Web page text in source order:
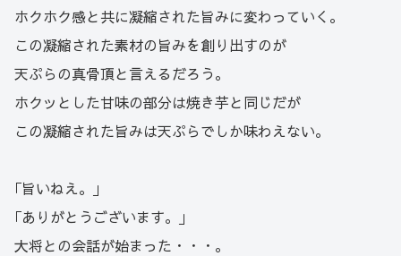
ホクホク感と共に凝縮された旨みに変わっていく。
この凝縮された素材の旨みを創り出すのが
天ぷらの真骨頂と言えるだろう。
ホクッとした甘味の部分は焼き芋と同じだが
この凝縮された旨みは天ぷらでしか味わえない。
｢旨いねえ。｣
｢ありがとうございます。｣
大将との会話が始まった・・・。